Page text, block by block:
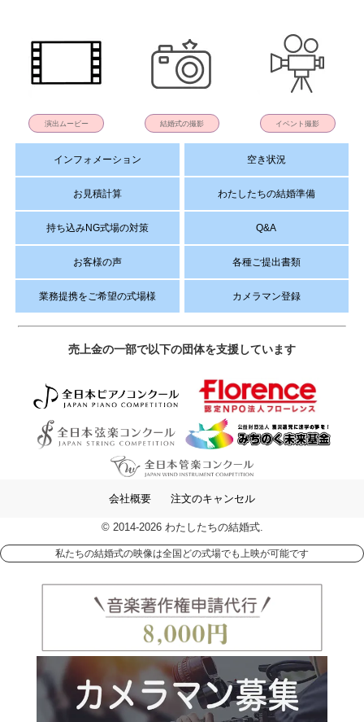
演出ムービー 結婚式の撮影 イベント撮影
インフォメーション 空き状況
お見積計算 わたしたちの結婚準備
持ち込みNG式場の対策 Q&A
お客様の声 各種ご提出書類
業務提携をご希望の式場様 カメラマン登録
売上金の一部で以下の団体を支援しています
会社概要 注文のキャンセル
© 2014-2026 わたしたちの結婚式.
私たちの結婚式の映像は全国どの式場でも上映が可能です